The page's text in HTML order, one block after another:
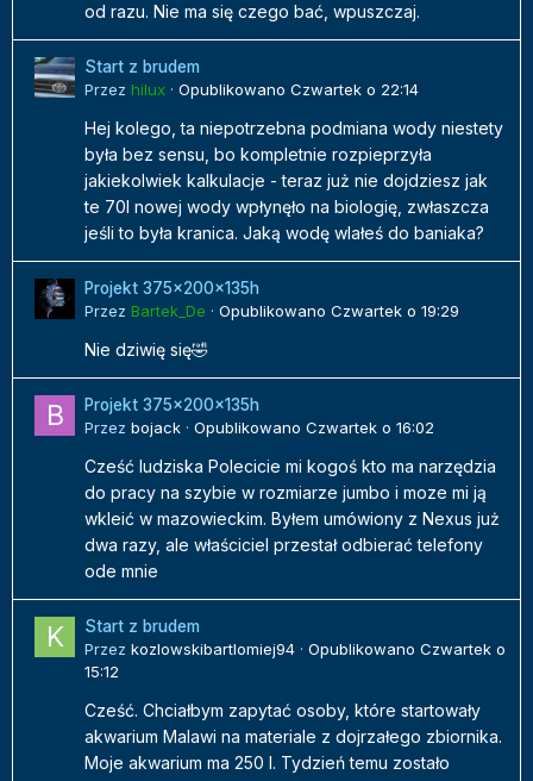
od razu. Nie ma się czego bać, wpuszczaj.
Start z brudem
Przez hilux · Opublikowano Czwartek o 22:14
Hej kolego, ta niepotrzebna podmiana wody niestety
była bez sensu, bo kompletnie rozpieprzyła
jakiekolwiek kalkulacje - teraz już nie dojdziesz jak
te 70l nowej wody wpłynęło na biologię, zwłaszcza
jeśli to była kranica. Jaką wodę wlałeś do baniaka?
Projekt 375x200x135h
Przez Bartek_De · Opublikowano Czwartek o 19:29
Nie dziwię się🤣
Projekt 375x200x135h
Przez bojack · Opublikowano Czwartek o 16:02
Cześć ludziska Polecicie mi kogoś kto ma narzędzia
do pracy na szybie w rozmiarze jumbo i moze mi ją
wkleić w mazowieckim. Byłem umówiony z Nexus już
dwa razy, ale właściciel przestał odbierać telefony
ode mnie
Start z brudem
Przez kozlowskibartlomiej94 · Opublikowano Czwartek o
15:12
Cześć. Chciałbym zapytać osoby, które startowały
akwarium Malawi na materiale z dojrzałego zbiornika.
Moje akwarium ma 250 l. Tydzień temu zostało